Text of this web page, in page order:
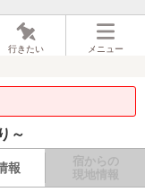
行きたい メニュー
～
報
宿からの
現地情報